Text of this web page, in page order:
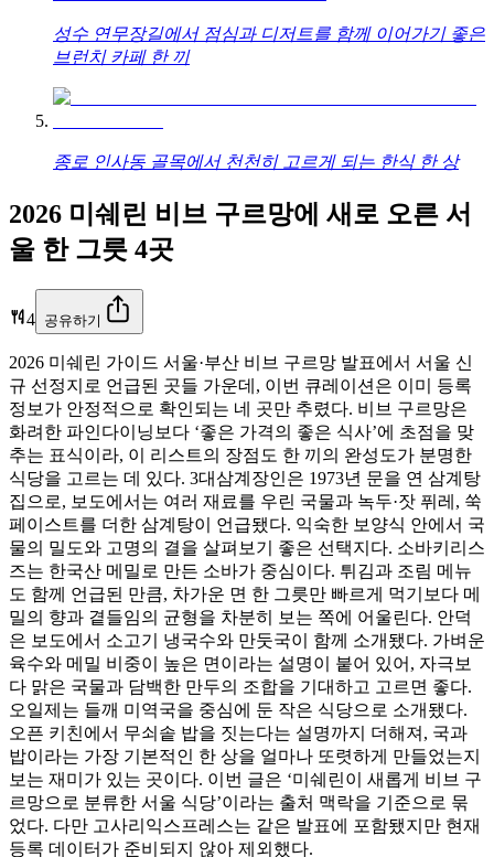
성수 연무장길에서 점심과 디저트를 함께 이어가기 좋은
브런치 카페 한 끼
종로 인사동 골목에서 천천히 고르게 되는 한식 한 상
2026 미쉐린 비브 구르망에 새로 오른 서
울 한 그릇 4곳
4 공유하기
2026 미쉐린 가이드 서울·부산 비브 구르망 발표에서 서울 신
규 선정지로 언급된 곳들 가운데, 이번 큐레이션은 이미 등록
정보가 안정적으로 확인되는 네 곳만 추렸다. 비브 구르망은
화려한 파인다이닝보다 ‘좋은 가격의 좋은 식사’에 초점을 맞
추는 표식이라, 이 리스트의 장점도 한 끼의 완성도가 분명한
식당을 고르는 데 있다. 3대삼계장인은 1973년 문을 연 삼계탕
집으로, 보도에서는 여러 재료를 우린 국물과 녹두·잣 퓌레, 쑥
페이스트를 더한 삼계탕이 언급됐다. 익숙한 보양식 안에서 국
물의 밀도와 고명의 결을 살펴보기 좋은 선택지다. 소바키리스
즈는 한국산 메밀로 만든 소바가 중심이다. 튀김과 조림 메뉴
도 함께 언급된 만큼, 차가운 면 한 그릇만 빠르게 먹기보다 메
밀의 향과 곁들임의 균형을 차분히 보는 쪽에 어울린다. 안덕
은 보도에서 소고기 냉국수와 만둣국이 함께 소개됐다. 가벼운
육수와 메밀 비중이 높은 면이라는 설명이 붙어 있어, 자극보
다 맑은 국물과 담백한 만두의 조합을 기대하고 고르면 좋다.
오일제는 들깨 미역국을 중심에 둔 작은 식당으로 소개됐다.
오픈 키친에서 무쇠솥 밥을 짓는다는 설명까지 더해져, 국과
밥이라는 가장 기본적인 한 상을 얼마나 또렷하게 만들었는지
보는 재미가 있는 곳이다. 이번 글은 ‘미쉐린이 새롭게 비브 구
르망으로 분류한 서울 식당’이라는 출처 맥락을 기준으로 묶
었다. 다만 고사리익스프레스는 같은 발표에 포함됐지만 현재
등록 데이터가 준비되지 않아 제외했다.